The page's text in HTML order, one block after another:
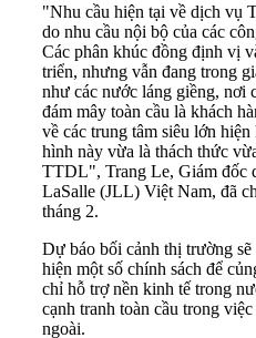
"Nhu cầu hiện tại về dịch vụ
do nhu cầu nội bộ của các
Các phân khúc đồng định vị
triển, nhưng vẫn đang trong
như các nước láng giềng, nơi
đám mây toàn cầu là khách
về các trung tâm siêu lớn
hình này vừa là thách thức
TTDL", Trang Le, Giám đốc
LaSalle (JLL) Việt Nam, đã
tháng 2.
Dự báo ​​bối cảnh thị trường
hiện một số chính sách để
chỉ hỗ trợ nền kinh tế trong
cạnh tranh toàn cầu trong
ngoài.